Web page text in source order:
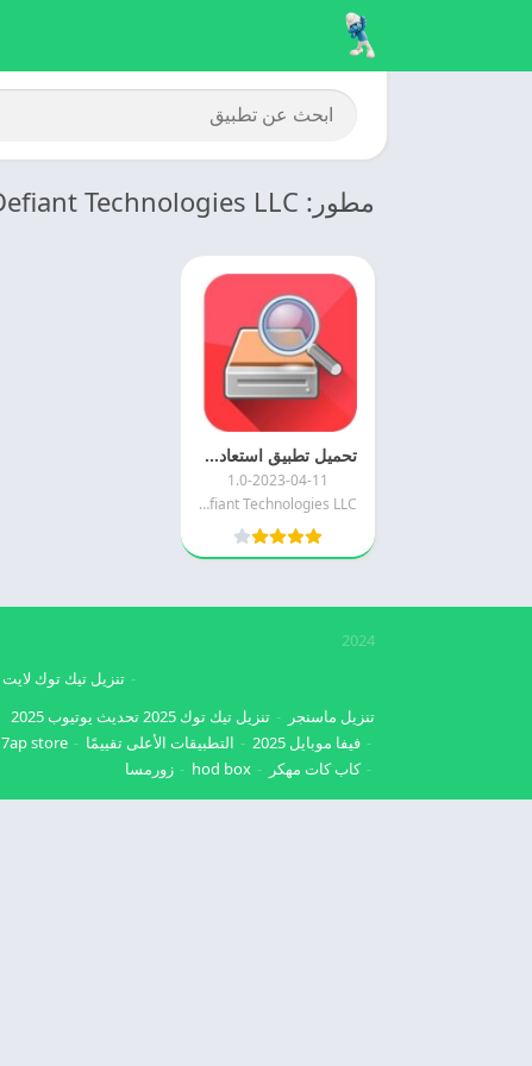
مطور: Defiant Technologies LLC
تحميل تطبيق استعادة الصورة 2025 DiskDigger مهكر اخر اصدار
1.0-2023-04-11
Defiant Technologies LLC
2024
تنزيل ماسنجر تنزيل تيك توك 2025
تنزيل تيك توك لايت
تحديث يوتيوب 2025
فيفا موبايل 2025
التطبيقات الأعلى تقييمًا 7ap store
كاب كات مهكر
hod box زورمسا